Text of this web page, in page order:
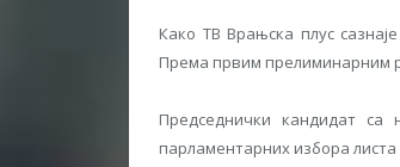
Како ТВ Врањска плус
Према првим прелиминарним
Председнички кандидат са
парламентарних избора листа